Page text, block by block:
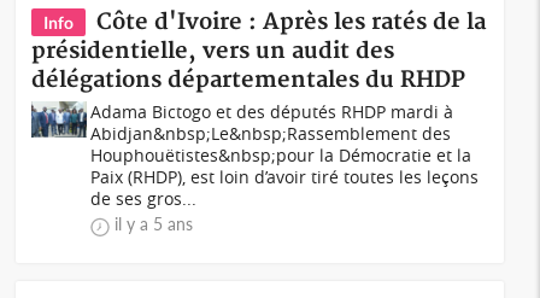
Info
Côte d'Ivoire : Après les ratés de la
présidentielle, vers un audit des
délégations départementales du RHDP
Adama Bictogo et des députés RHDP mardi à
Abidjan&nbsp;Le&nbsp;Rassemblement des
Houphouëtistes&nbsp;pour la Démocratie et la
Paix (RHDP), est loin d’avoir tiré toutes les leçons
de ses gros...
il y a 5 ans